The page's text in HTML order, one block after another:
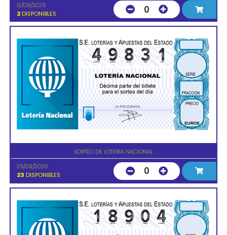
12/09/2026
2 DISPONIBLES 0
SORTEO DE LOTERIA NACIONAL
26/09/2026
23 DISPONIBLES 0